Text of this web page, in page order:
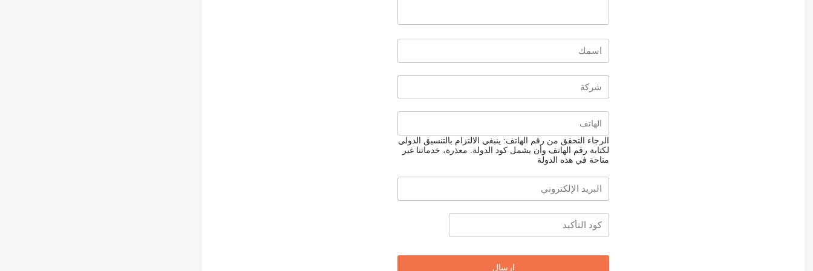
الرجاء التحقق من رقم الهاتف: ينبغي الالتزام بالتنسيق الدولي
لكتابة رقم الهاتف وأن يشمل كود الدولة.
معذرة، خدماتنا غير
متاحة في هذه الدولة